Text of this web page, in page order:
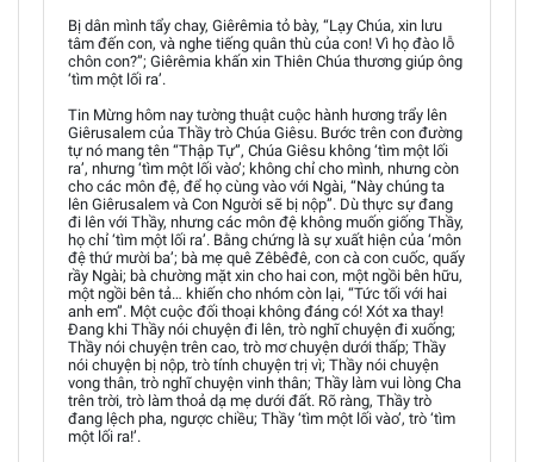
Bị dân mình tẩy chay, Giêrêmia tỏ bày, “Lạy Chúa, xin lưu
tâm đến con, và nghe tiếng quân thù của con! Vì họ đào lỗ
chôn con?”; Giêrêmia khấn xin Thiên Chúa thương giúp ông
‘tìm một lối ra’.
Tin Mừng hôm nay tường thuật cuộc hành hương trẩy lên
Giêrusalem của Thầy trò Chúa Giêsu. Bước trên con đường
tự nó mang tên “Thập Tự”, Chúa Giêsu không ‘tìm một lối
ra’, nhưng ‘tìm một lối vào’; không chỉ cho mình, nhưng còn
cho các môn đệ, để họ cùng vào với Ngài, “Này chúng ta
lên Giêrusalem và Con Người sẽ bị nộp”. Dù thực sự đang
đi lên với Thầy, nhưng các môn đệ không muốn giống Thầy,
họ chỉ ‘tìm một lối ra’. Bằng chứng là sự xuất hiện của ‘môn
đệ thứ mười ba’; bà mẹ quê Zêbêđê, con cà con cuốc, quấy
rầy Ngài; bà chường mặt xin cho hai con, một ngồi bên hữu,
một ngồi bên tả… khiến cho nhóm còn lại, “Tức tối với hai
anh em”. Một cuộc đối thoại không đáng có! Xót xa thay!
Đang khi Thầy nói chuyện đi lên, trò nghĩ chuyện đi xuống;
Thầy nói chuyện trên cao, trò mơ chuyện dưới thấp; Thầy
nói chuyện bị nộp, trò tính chuyện trị vì; Thầy nói chuyện
vong thân, trò nghĩ chuyện vinh thân; Thầy làm vui lòng Cha
trên trời, trò làm thoả dạ mẹ dưới đất. Rõ ràng, Thầy trò
đang lệch pha, ngược chiều; Thầy ‘tìm một lối vào’, trò ‘tìm
một lối ra!’.